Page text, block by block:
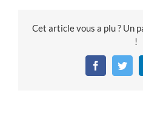
Cet article vous a plu ? Un
!
Facebook